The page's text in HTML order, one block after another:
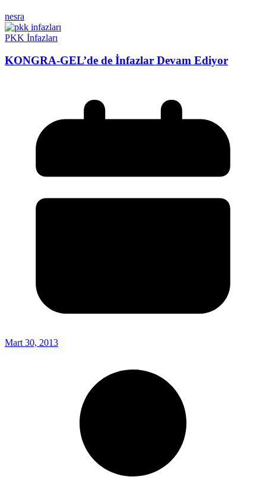
nesra
PKK İnfazları
KONGRA-GEL’de de İnfazlar Devam Ediyor
Mart 30, 2013